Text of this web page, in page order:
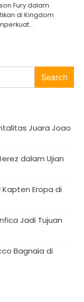
Fury dalam
di Kingdom
Search
Juara Joao
dalam Ujian
Kapten Eropa di
Jadi Tujuan
Bagnaia di